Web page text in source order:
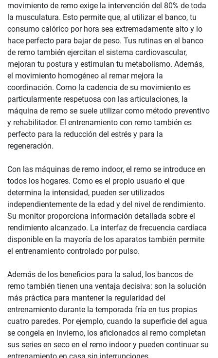
movimiento de remo exige la intervención del 80% de toda
la musculatura. Esto permite que, al utilizar el banco, tu
consumo calórico por hora sea extremadamente alto y lo
hace perfecto para bajar de peso. Tus rutinas en el banco
de remo también ejercitan el sistema cardiovascular,
mejoran tu postura y estimulan tu metabolismo. Además,
el movimiento homogéneo al remar mejora la
coordinación. Como la cadencia de su movimiento es
particularmente respetuosa con las articulaciones, la
máquina de remo se suele utilizar como método preventivo
y rehabilitador. El entrenamiento con remo también es
perfecto para la reducción del estrés y para la
regeneración.
Con las máquinas de remo indoor, el remo se introduce en
todos los hogares. Como es el propio usuario el que
determina la intensidad, pueden ser utilizados
independientemente de la edad y del nivel de rendimiento.
Su monitor proporciona información detallada sobre el
rendimiento alcanzado. La interfaz de frecuencia cardíaca
disponible en la mayoría de los aparatos también permite
el entrenamiento controlado por pulso.
Además de los beneficios para la salud, los bancos de
remo también tienen una ventaja decisiva: son la solución
más práctica para mantener la regularidad del
entrenamiento durante la temporada fría en tus propias
cuatro paredes. Por ejemplo, cuando la superficie del agua
se congela en invierno, los aficionados al remo completan
sus series en seco en el remo indoor y pueden continuar su